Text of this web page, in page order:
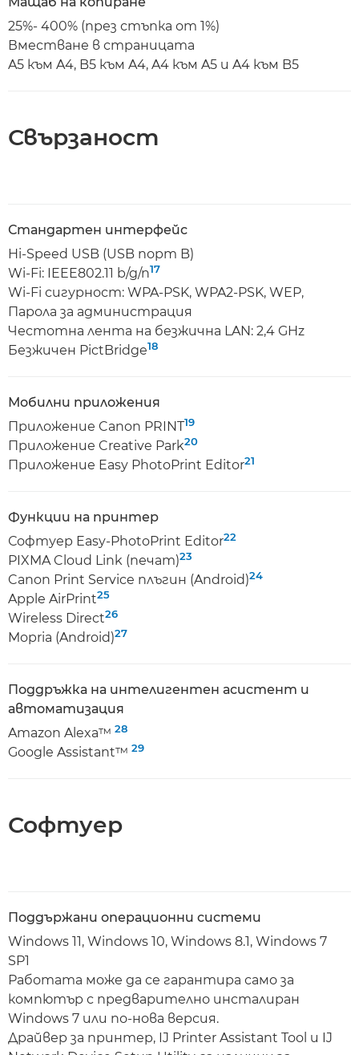
25%- 400% (през стъпка от 1%)
Вместване в страницата
A5 към A4, B5 към A4, A4 към A5 и A4 към B5
Свързаност
Стандартен интерфейс
Hi-Speed USB (USB порт B)
Wi-Fi: IEEE802.11 b/g/n17
Wi-Fi сигурност: WPA-PSK, WPA2-PSK, WEP,
Парола за администрация
Честотна лента на безжична LAN: 2,4 GHz
Безжичен PictBridge18
Мобилни приложения
Приложение Canon PRINT19
Приложение Creative Park20
Приложение Easy PhotoPrint Editor21
Функции на принтер
Софтуер Easy-PhotoPrint Editor22
PIXMA Cloud Link (печат)23
Canon Print Service плъгин (Android)24
Apple AirPrint25
Wireless Direct26
Mopria (Android)27
Поддръжка на интелигентен асистент и
автоматизация
Amazon Alexa™ 28
Google Assistant™ 29
Софтуер
Поддържани операционни системи
Windows 11, Windows 10, Windows 8.1, Windows 7
SP1
Работата може да се гарантира само за
компютър с предварително инсталиран
Windows 7 или по-нова версия.
Драйвер за принтер, IJ Printer Assistant Tool и IJ